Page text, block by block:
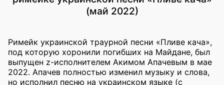
(май 2022)
Римейк украинской траурной песни «Пливе кача»,
под которую хоронили погибших на Майдане, был
выпущен z-исполнителем Акимом Апачевым в мае
2022. Апачев полностью изменил музыку и слова,
но исполнил песню на украинском языке (с